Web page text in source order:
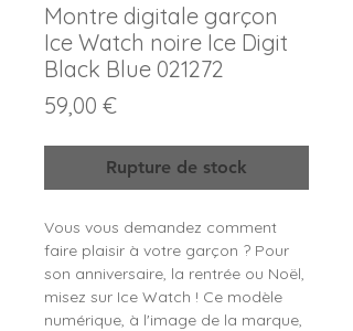
Montre digitale garçon
Ice Watch noire Ice Digit
Black Blue 021272
59,00 €Prix
Rupture de stock
Vous vous demandez comment
faire plaisir à votre garçon ? Pour
son anniversaire, la rentrée ou Noël,
misez sur Ice Watch ! Ce modèle
numérique, à l'image de la marque,